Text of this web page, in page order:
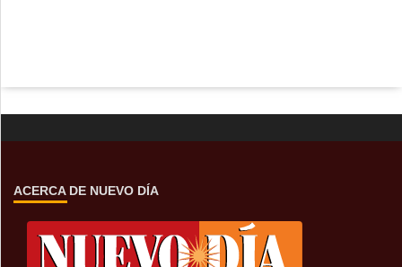
ACERCA DE NUEVO DÍA